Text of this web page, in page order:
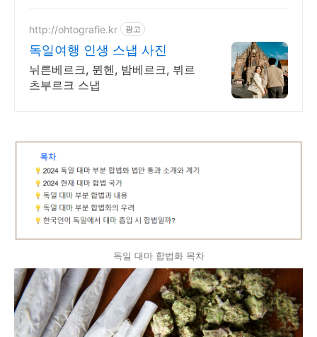
부유럽 동유럽 세미팩제공
http://ohtografie.kr 광고
독일여행 인생 스냅 사진
뉘른베르크, 뮌헨, 밤베르크, 뷔르
츠부르크 스냅
독일 대마 합법화 목차